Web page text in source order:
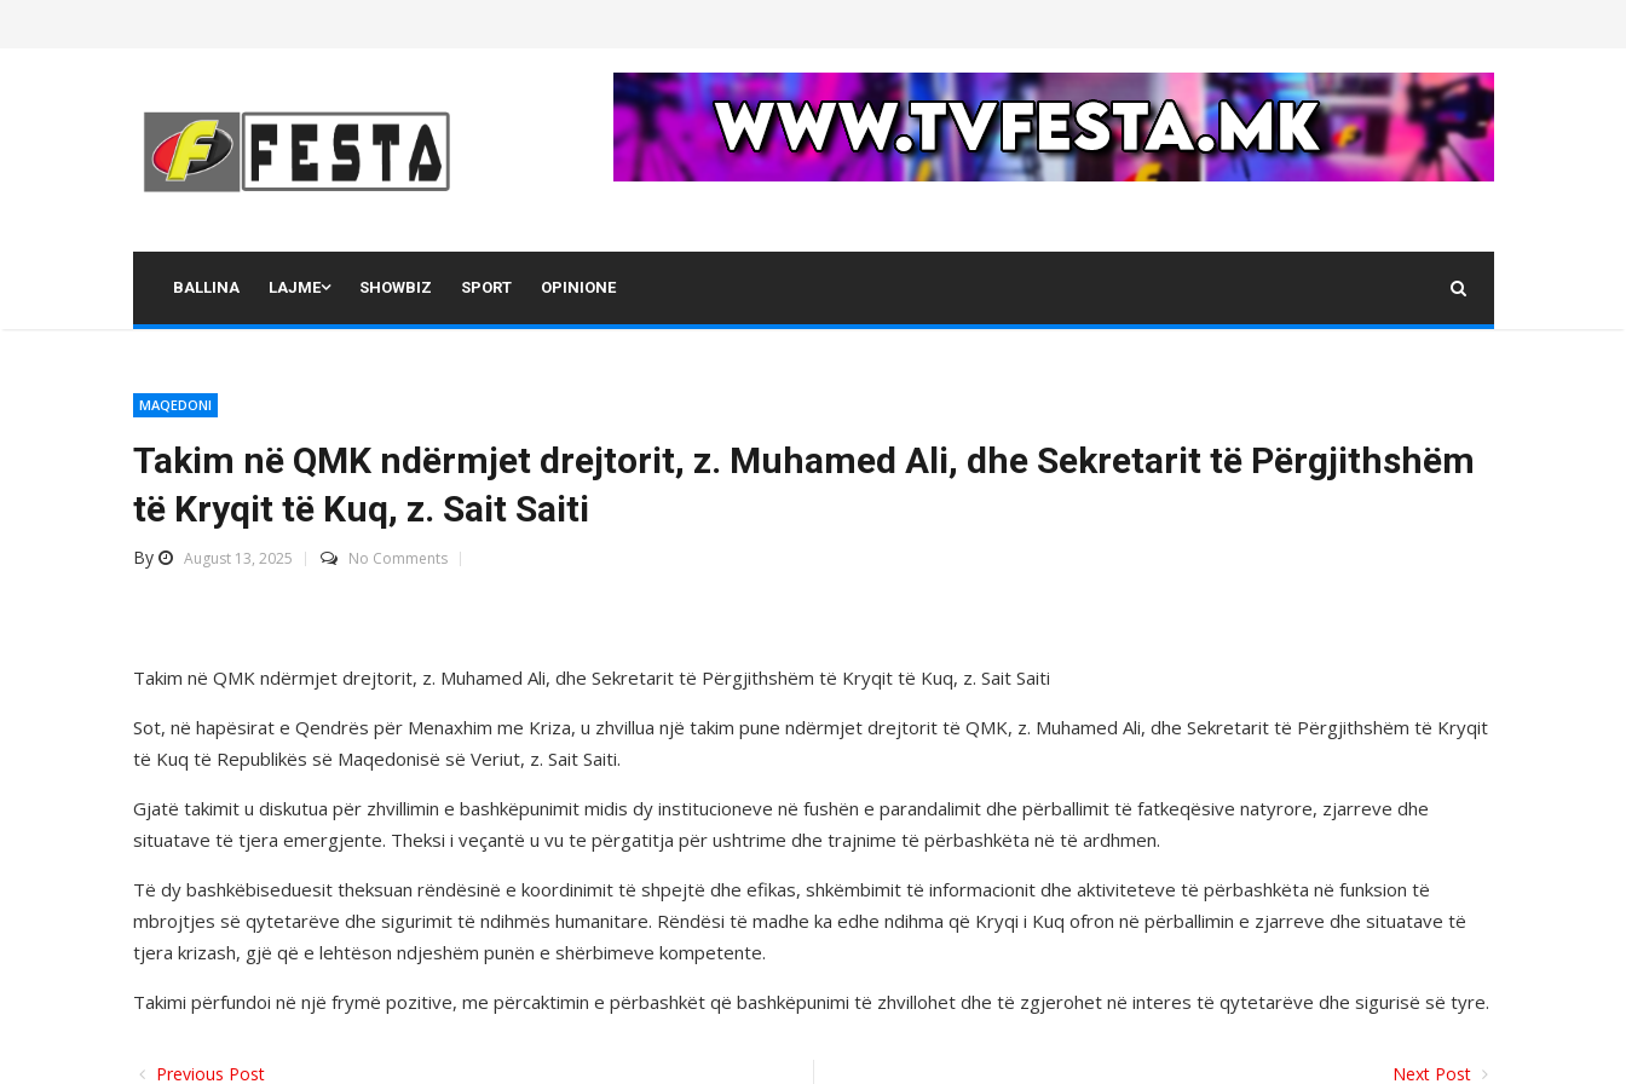
BALLINA LAJME SHOWBIZ SPORT OPINIONE
MAQEDONI
Takim në QMK ndërmjet drejtorit, z. Muhamed Ali, dhe Sekretarit të Përgjithshëm
të Kryqit të Kuq, z. Sait Saiti
By August 13, 2025 No Comments
Takim në QMK ndërmjet drejtorit, z. Muhamed Ali, dhe Sekretarit të Përgjithshëm të Kryqit të Kuq, z. Sait Saiti
Sot, në hapësirat e Qendrës për Menaxhim me Kriza, u zhvillua një takim pune ndërmjet drejtorit të QMK, z. Muhamed Ali, dhe Sekretarit të Përgjithshëm të Kryqit
të Kuq të Republikës së Maqedonisë së Veriut, z. Sait Saiti.
Gjatë takimit u diskutua për zhvillimin e bashkëpunimit midis dy institucioneve në fushën e parandalimit dhe përballimit të fatkeqësive natyrore, zjarreve dhe
situatave të tjera emergjente. Theksi i veçantë u vu te përgatitja për ushtrime dhe trajnime të përbashkëta në të ardhmen.
Të dy bashkëbiseduesit theksuan rëndësinë e koordinimit të shpejtë dhe efikas, shkëmbimit të informacionit dhe aktiviteteve të përbashkëta në funksion të
mbrojtjes së qytetarëve dhe sigurimit të ndihmës humanitare. Rëndësi të madhe ka edhe ndihma që Kryqi i Kuq ofron në përballimin e zjarreve dhe situatave të
tjera krizash, gjë që e lehtëson ndjeshëm punën e shërbimeve kompetente.
Takimi përfundoi në një frymë pozitive, me përcaktimin e përbashkët që bashkëpunimi të zhvillohet dhe të zgjerohet në interes të qytetarëve dhe sigurisë së tyre.
Previous Post Next Post